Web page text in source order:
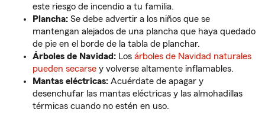
este riesgo de incendio a tu familia.
Plancha: Se debe advertir a los niños que se
mantengan alejados de una plancha que haya quedado
de pie en el borde de la tabla de planchar.
Árboles de Navidad: Los árboles de Navidad naturales
pueden secarse y volverse altamente inflamables.
Mantas eléctricas: Acuérdate de apagar y
desenchufar las mantas eléctricas y las almohadillas
térmicas cuando no estén en uso.